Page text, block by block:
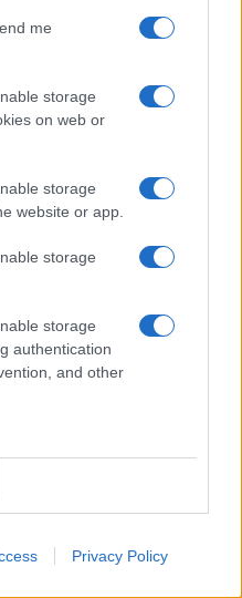
me
storage
on web or
storage
website or app.
storage
storage
authentication
and other
Privacy Policy
dati manipolati: il
per minimizzare le
CNN sulla difesa USA
Le superpetroliere
limite: il Pentagono
cosa si sono detti i